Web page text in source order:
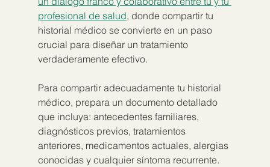
profesional de salud, donde compartir tu
historial médico se convierte en un paso
crucial para diseñar un tratamiento
verdaderamente efectivo.
Para compartir adecuadamente tu historial
médico, prepara un documento detallado
que incluya: antecedentes familiares,
diagnósticos previos, tratamientos
anteriores, medicamentos actuales, alergias
conocidas y cualquier síntoma recurrente.